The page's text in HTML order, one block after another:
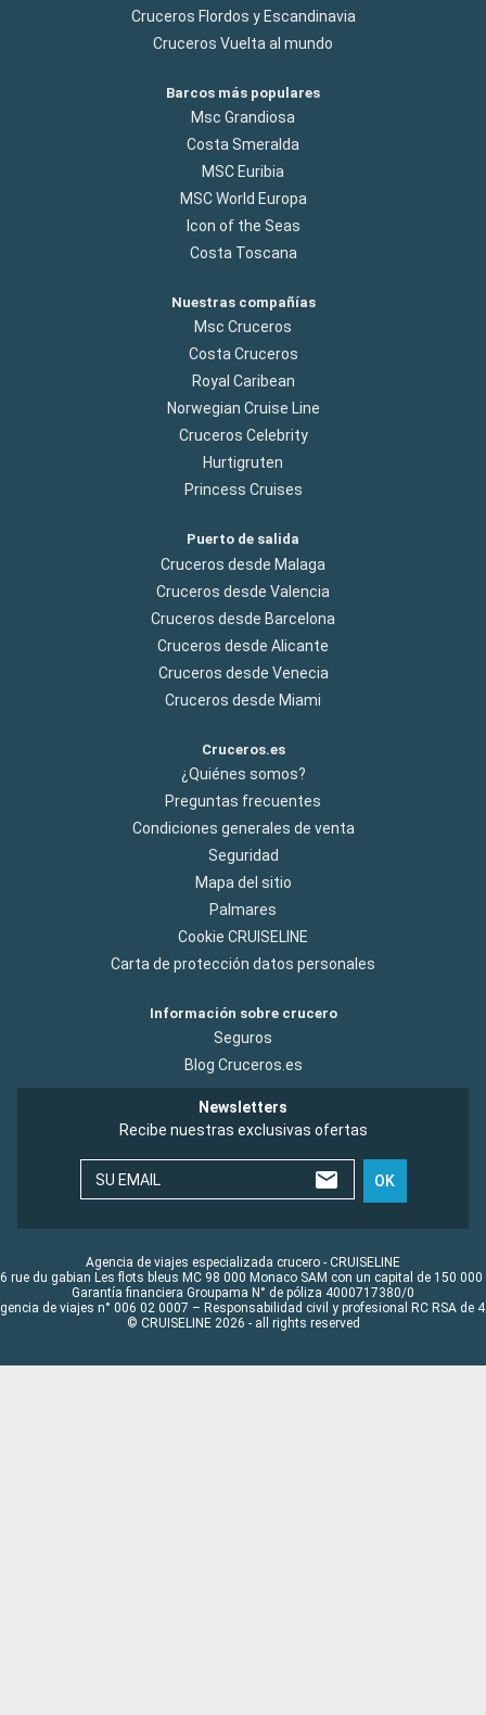
Cruceros Flordos y Escandinavia
Cruceros Vuelta al mundo
Barcos más populares
Msc Grandiosa
Costa Smeralda
MSC Euribia
MSC World Europa
Icon of the Seas
Costa Toscana
Nuestras compañías
Msc Cruceros
Costa Cruceros
Royal Caribean
Norwegian Cruise Line
Cruceros Celebrity
Hurtigruten
Princess Cruises
Puerto de salida
Cruceros desde Malaga
Cruceros desde Valencia
Cruceros desde Barcelona
Cruceros desde Alicante
Cruceros desde Venecia
Cruceros desde Miami
Cruceros.es
¿Quiénes somos?
Preguntas frecuentes
Condiciones generales de venta
Seguridad
Mapa del sitio
Palmares
Cookie CRUISELINE
Carta de protección datos personales
Información sobre crucero
Seguros
Blog Cruceros.es
Newsletters
Recibe nuestras exclusivas ofertas
SU EMAIL OK
Agencia de viajes especializada crucero - CRUISELINE
rue du gabian Les flots bleus MC 98 000 Monaco SAM con un capital de 150 000
Garantía financiera Groupama N° de póliza 4000717380/0
de viajes n° 006 02 0007 – Responsabilidad civil y profesional RC RSA de
© CRUISELINE 2026 - all rights reserved